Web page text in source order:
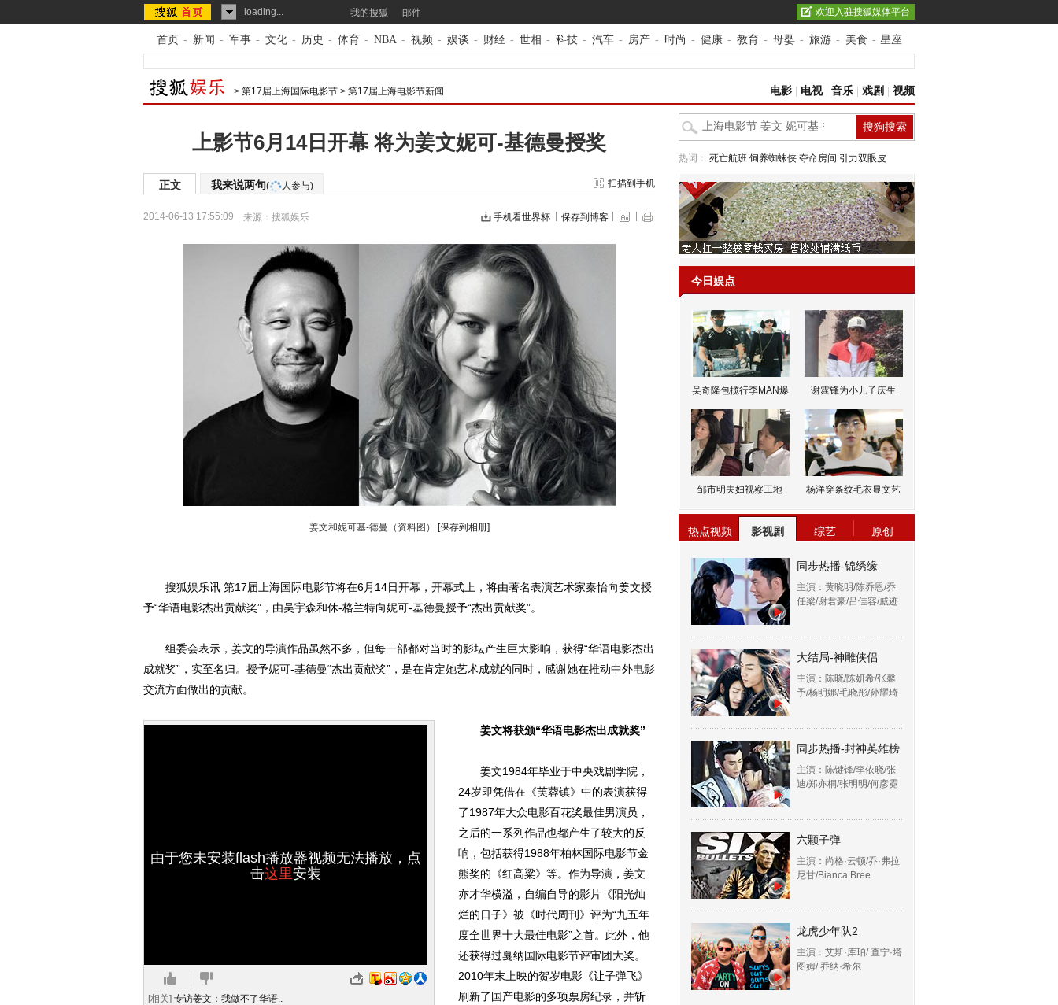
loading... 我的搜狐 邮件 欢迎入驻搜狐媒体平台
首页 - 新闻 - 军事 - 文化 - 历史 - 体育 - NBA - 视频 - 娱谈 - 财经 - 世相 - 科技 - 汽车 - 房产 - 时尚 - 健康 - 教育 - 母婴 - 旅游 - 美食 - 星座
> 第17届上海国际电影节 > 第17届上海电影节新闻 电影 电视| 音乐 戏剧 视频
上影节6月14日开幕 将为姜文妮可-基德曼授奖
正文 我来说两句( 人参与) 扫描到手机
2014-06-13 17:55:09 来源： 搜狐娱乐 手机看世界杯 保存到博客
姜文和妮可基-德曼（资料图） [保存到相册]
搜狐娱乐讯 第17届上海国际电影节将在6月14日开幕，开幕式上，将由著名表演艺术家秦怡向姜文授
予“华语电影杰出贡献奖”，由吴宇森和休-格兰特向妮可-基德曼授予“杰出贡献奖”。
组委会表示，姜文的导演作品虽然不多，但每一部都对当时的影坛产生巨大影响，获得“华语电影杰出
成就奖”，实至名归。授予妮可-基德曼“杰出贡献奖”，是在肯定她艺术成就的同时，感谢她在推动中外电影
交流方面做出的贡献。
由于您未安装flash播放器视频无法播放，点
击这里安装
[相关] 专访姜文：我做不了华语..
姜文将获颁“华语电影杰出成就奖”
姜文1984年毕业于中央戏剧学院，
24岁即凭借在《芙蓉镇》中的表演获得
了1987年大众电影百花奖最佳男演员，
之后的一系列作品也都产生了较大的反
响，包括获得1988年柏林国际电影节金
熊奖的《红高粱》等。作为导演，姜文
亦才华横溢，自编自导的影片《阳光灿
烂的日子》被《时代周刊》评为“九五年
度全世界十大最佳电影”之首。此外，他
还获得过戛纳国际电影节评审团大奖。
2010年末上映的贺岁电影《让子弹飞》
刷新了国产电影的多项票房纪录，并斩
热词： 死亡航班 饲养蜘蛛侠 夺命房间 引力双眼皮
今日娱点
吴奇隆包揽行李MAN爆 谢霆锋为小儿子庆生
邹市明夫妇视察工地 杨洋穿条纹毛衣显文艺
热点视频 影视剧 综艺 原创
同步热播-锦绣缘
主演：黄晓明/陈乔恩/乔
任梁/谢君豪/吕佳容/戚迹
大结局-神雕侠侣
主演：陈晓/陈妍希/张馨
予/杨明娜/毛晓彤/孙耀琦
同步热播-封神英雄榜
主演：陈键锋/李依晓/张
迪/郑亦桐/张明明/何彦霓
六颗子弹
主演：尚格·云顿/乔·弗拉
尼甘/Bianca Bree
龙虎少年队2
主演：艾斯·库珀/ 查宁·塔
图姆/ 乔纳·希尔